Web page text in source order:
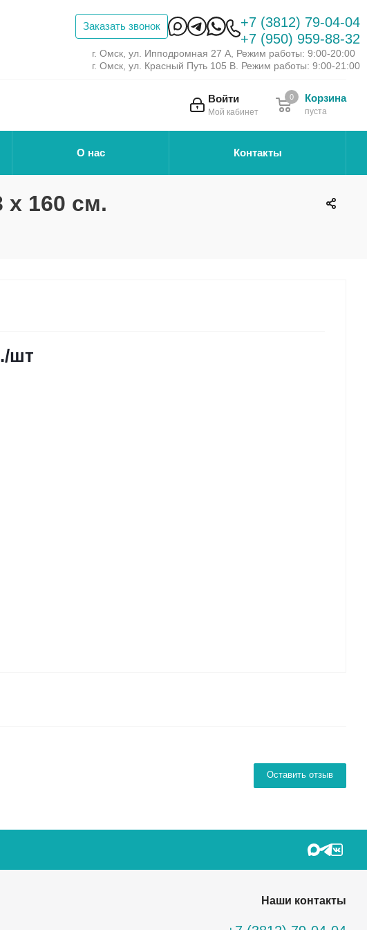
Заказать звонок
+7 (3812) 79-04-04
+7 (950) 959-88-32
г. Омск, ул. Ипподромная 27 А, Режим работы: 9:00-20:00
г. Омск, ул. Красный Путь 105 В. Режим работы: 9:00-21:00
Войти
Мой кабинет
Корзина
пуста
0
О нас Контакты
х 160 см.
/шт
Оставить отзыв
Наши контакты